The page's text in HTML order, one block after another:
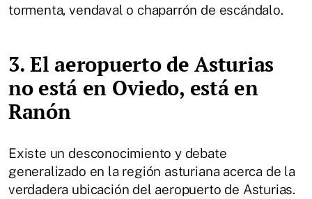
tormenta, vendaval o chaparrón de escándalo.
3. El aeropuerto de Asturias
no está en Oviedo, está en
Ranón
Existe un desconocimiento y debate
generalizado en la región asturiana acerca de la
verdadera ubicación del aeropuerto de Asturias.